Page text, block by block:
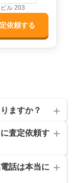
ル 203
依頼する
ますか？
査定依頼す
話は本当に